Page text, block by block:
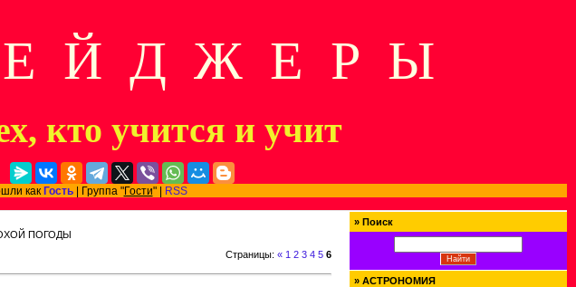
Й Д Ж Е Р Ы
кто учится и учит
как Гость| Группа "Гости" |
RSS
ПОГОДЫ
Страницы: « 1 2 3 4 5 6
» Поиск
» АСТРОНОМИЯ